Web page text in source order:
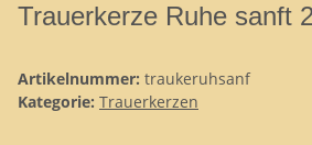
Trauerkerze Ruhe sanft
Artikelnummer: traukeruhsanf
Kategorie: Trauerkerzen